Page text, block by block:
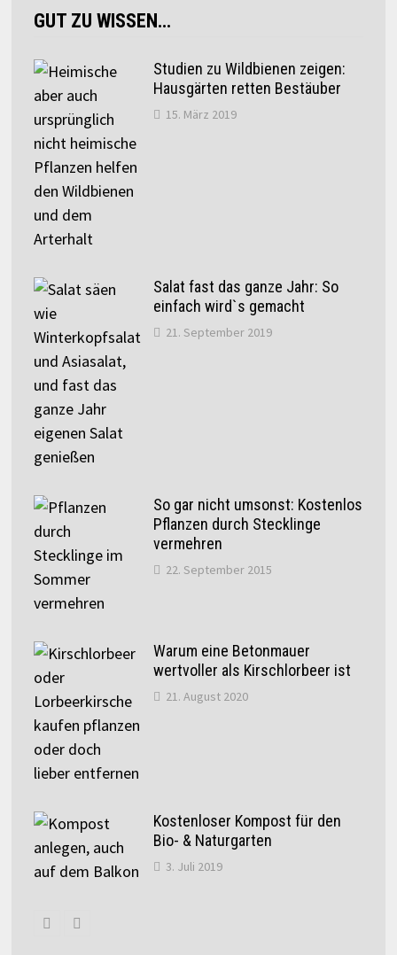
GUT ZU WISSEN…
Studien zu Wildbienen zeigen:
Hausgärten retten Bestäuber
15. März 2019
Salat fast das ganze Jahr: So
einfach wird`s gemacht
21. September 2019
So gar nicht umsonst: Kostenlos
Pflanzen durch Stecklinge
vermehren
22. September 2015
Warum eine Betonmauer
wertvoller als Kirschlorbeer ist
21. August 2020
Kostenloser Kompost für den
Bio- & Naturgarten
3. Juli 2019